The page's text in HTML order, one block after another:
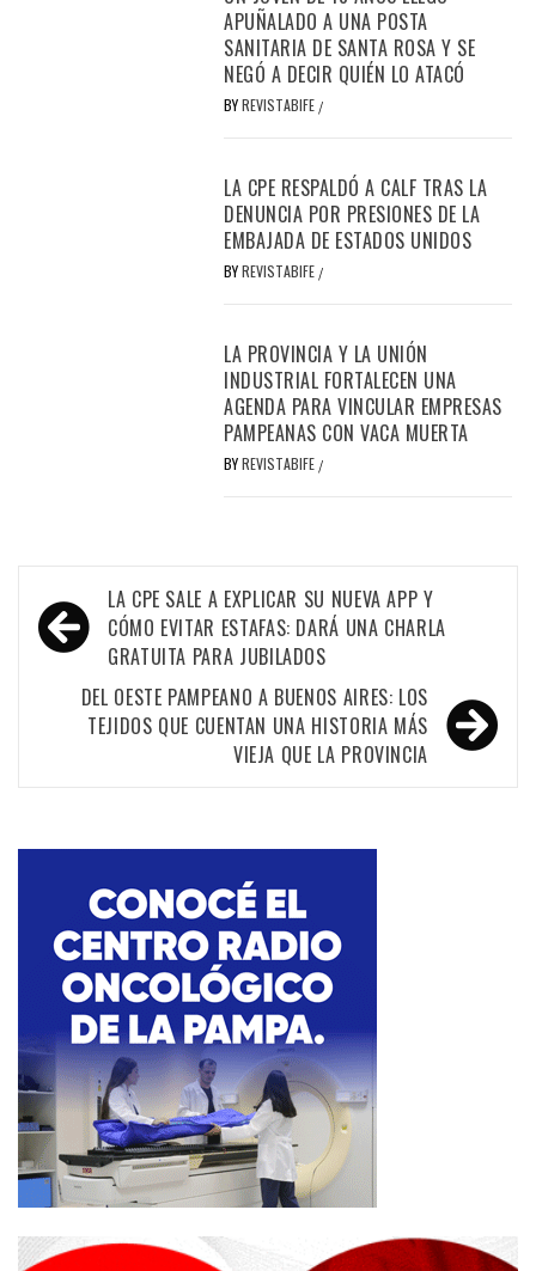
APUÑALADO A UNA POSTA
SANITARIA DE SANTA ROSA Y SE
NEGÓ A DECIR QUIÉN LO ATACÓ
BYREVISTABIFE /
LA CPE RESPALDÓ A CALF TRAS LA
DENUNCIA POR PRESIONES DE LA
EMBAJADA DE ESTADOS UNIDOS
BYREVISTABIFE /
LA PROVINCIA Y LA UNIÓN
INDUSTRIAL FORTALECEN UNA
AGENDA PARA VINCULAR EMPRESAS
PAMPEANAS CON VACA MUERTA
BYREVISTABIFE /
Navegación
de
entradas
LA CPE SALE A EXPLICAR SU NUEVA APP Y
CÓMO EVITAR ESTAFAS: DARÁ UNA CHARLA
GRATUITA PARA JUBILADOS
DEL OESTE PAMPEANO A BUENOS AIRES: LOS
TEJIDOS QUE CUENTAN UNA HISTORIA MÁS
VIEJA QUE LA PROVINCIA